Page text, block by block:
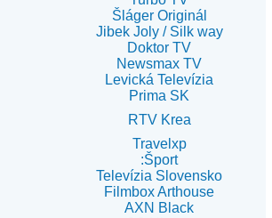
Šláger Originál
Jibek Joly / Silk way
Doktor TV
Newsmax TV
Levická Televízia
Prima SK
RTV Krea
Travelxp
:Šport
Televízia Slovensko
Filmbox Arthouse
AXN Black